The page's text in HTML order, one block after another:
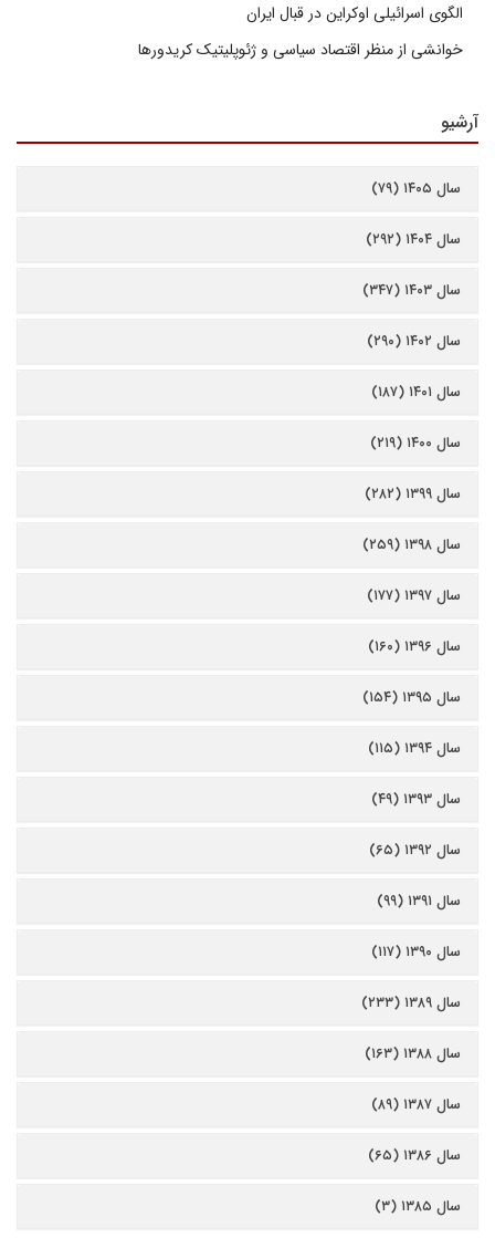
الگوی اسرائیلی اوکراین در قبال ایران
خوانشی از منظر اقتصاد سیاسی و ژئوپلیتیک کریدورها
آرشیو
سال ۱۴۰۵ (۷۹)
سال ۱۴۰۴ (۲۹۲)
سال ۱۴۰۳ (۳۴۷)
سال ۱۴۰۲ (۲۹۰)
سال ۱۴۰۱ (۱۸۷)
سال ۱۴۰۰ (۲۱۹)
سال ۱۳۹۹ (۲۸۲)
سال ۱۳۹۸ (۲۵۹)
سال ۱۳۹۷ (۱۷۷)
سال ۱۳۹۶ (۱۶۰)
سال ۱۳۹۵ (۱۵۴)
سال ۱۳۹۴ (۱۱۵)
سال ۱۳۹۳ (۴۹)
سال ۱۳۹۲ (۶۵)
سال ۱۳۹۱ (۹۹)
سال ۱۳۹۰ (۱۱۷)
سال ۱۳۸۹ (۲۳۳)
سال ۱۳۸۸ (۱۶۳)
سال ۱۳۸۷ (۸۹)
سال ۱۳۸۶ (۶۵)
سال ۱۳۸۵ (۳)